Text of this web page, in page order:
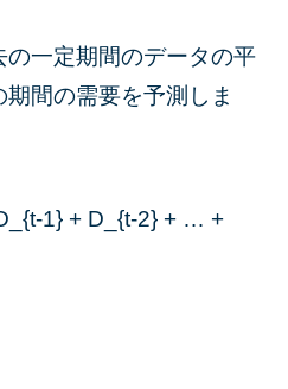
一定期間のデータの平
間の需要を予測しま
1} + D_{t-2} + … +